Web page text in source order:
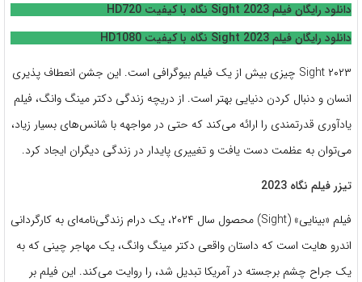
دانلود رایگان فیلم Sight 2023 نگاه با کیفیت HD720
دانلود رایگان فیلم Sight 2023 نگاه با کیفیت HD1080
Sight ۲۰۲۳ چیزی بیش از یک فیلم بیوگرافی است. این جشن انعطاف پذیری
انسان و دنبال کردن دنیایی بهتر است. از دریچه زندگی دکتر مینگ وانگ، فیلم
یادآوری قدرتمندی را ارائه می‌کند که حتی در مواجهه با شانس‌های بسیار زیاد،
می‌توان به عظمت دست یافت و تغییری پایدار در زندگی دیگران ایجاد کرد.
تیزر فیلم نگاه 2023
فیلم «بینایی» (Sight) محصول سال ۲۰۲۴، یک درام زندگی‌نامه‌ای به کارگردانی
اندرو هایت است که داستان واقعی دکتر مینگ وانگ، یک مهاجر چینی که به
یک جراح چشم برجسته در آمریکا تبدیل شد، را روایت می‌کند. این فیلم بر